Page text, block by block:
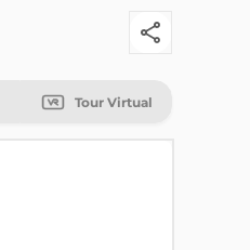
Tour Virtual